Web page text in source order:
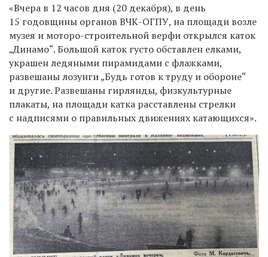
«Вчера в 12 часов дня (20 декабря), в день
15 годовщины органов ВЧК-ОГПУ, на площади возле
музея и моторо-строительной верфи открылся каток
„Динамо“. Большой каток густо обставлен елками,
украшен ледяными пирамидами с флажками,
развешаны лозунги „Будь готов к труду и обороне“
и другие. Развешаны гирлянды, физкультурные
плакаты, на площади катка расставлены стрелки
с надписями о правильных движениях катающихся».